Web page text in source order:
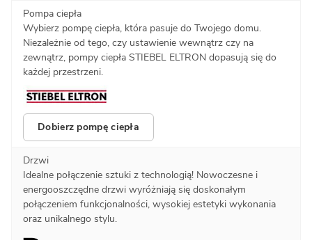
Pompa ciepła
Wybierz pompę ciepła, która pasuje do Twojego domu.
Niezależnie od tego, czy ustawienie wewnątrz czy na
zewnątrz, pompy ciepła STIEBEL ELTRON dopasują się do
każdej przestrzeni.
Dobierz pompę ciepła
Drzwi
Idealne połączenie sztuki z technologią! Nowoczesne i
energooszczędne drzwi wyróżniają się doskonałym
połączeniem funkcjonalności, wysokiej estetyki wykonania
oraz unikalnego stylu.